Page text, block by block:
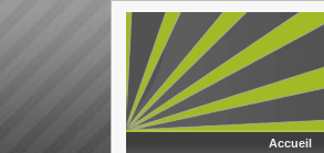
Accueil